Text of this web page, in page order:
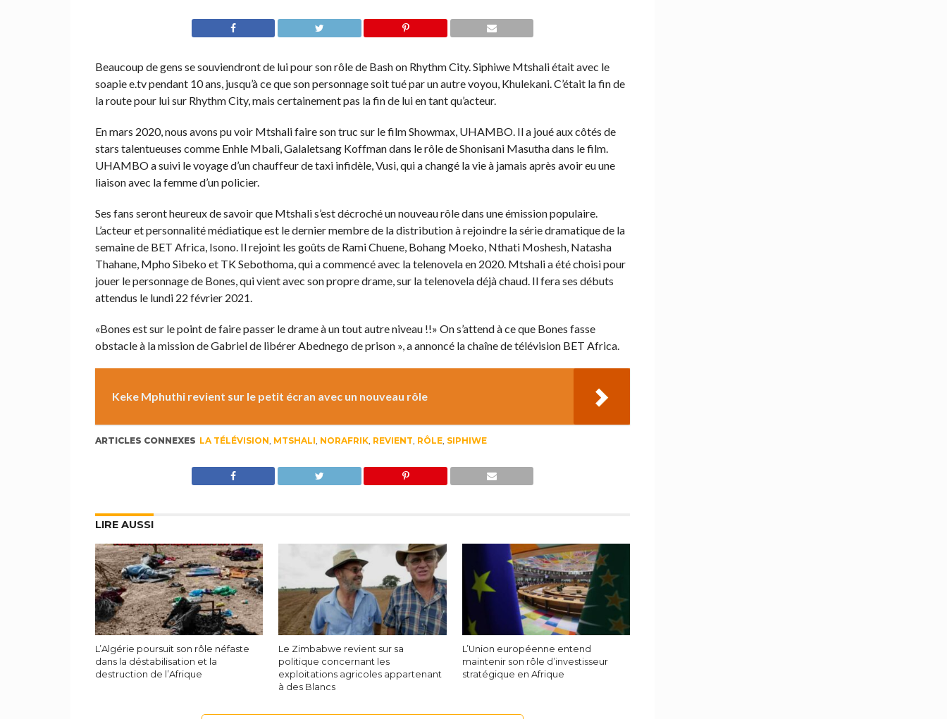
Beaucoup de gens se souviendront de lui pour son rôle de Bash on Rhythm City. Siphiwe Mtshali était avec le
soapie e.tv pendant 10 ans, jusqu’à ce que son personnage soit tué par un autre voyou, Khulekani. C’était la fin de
la route pour lui sur Rhythm City, mais certainement pas la fin de lui en tant qu’acteur.
En mars 2020, nous avons pu voir Mtshali faire son truc sur le film Showmax, UHAMBO. Il a joué aux côtés de
stars talentueuses comme Enhle Mbali, Galaletsang Koffman dans le rôle de Shonisani Masutha dans le film.
UHAMBO a suivi le voyage d’un chauffeur de taxi infidèle, Vusi, qui a changé la vie à jamais après avoir eu une
liaison avec la femme d’un policier.
Ses fans seront heureux de savoir que Mtshali s’est décroché un nouveau rôle dans une émission populaire.
L’acteur et personnalité médiatique est le dernier membre de la distribution à rejoindre la série dramatique de la
semaine de BET Africa, Isono. Il rejoint les goûts de Rami Chuene, Bohang Moeko, Nthati Moshesh, Natasha
Thahane, Mpho Sibeko et TK Sebothoma, qui a commencé avec la telenovela en 2020. Mtshali a été choisi pour
jouer le personnage de Bones, qui vient avec son propre drame, sur la telenovela déjà chaud. Il fera ses débuts
attendus le lundi 22 février 2021.
«Bones est sur le point de faire passer le drame à un tout autre niveau !!» On s’attend à ce que Bones fasse
obstacle à la mission de Gabriel de libérer Abednego de prison », a annoncé la chaîne de télévision BET Africa.
Keke Mphuthi revient sur le petit écran avec un nouveau rôle
ARTICLES CONNEXES LA TÉLÉVISION MTSHALI NORAFRIK, REVIENT RÔLE, SIPHIWE
LIRE AUSSI
L’Algérie poursuit son rôle néfaste
dans la déstabilisation et la
destruction de l’Afrique
Le Zimbabwe revient sur sa
politique concernant les
exploitations agricoles appartenant
à des Blancs
L’Union européenne entend
maintenir son rôle d’investisseur
stratégique en Afrique